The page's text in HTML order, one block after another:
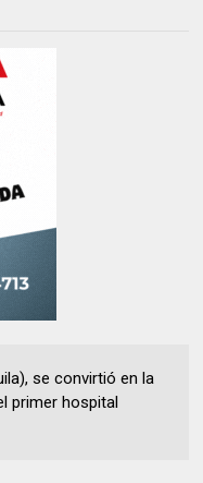
se convirtió en la
primer hospital